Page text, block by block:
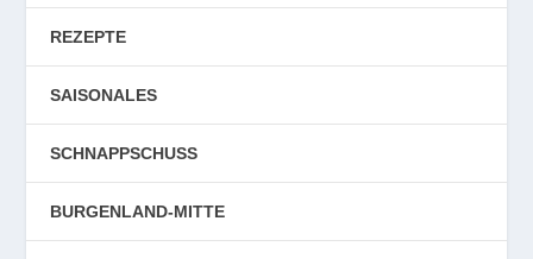
REZEPTE
SAISONALES
SCHNAPPSCHUSS
BURGENLAND-MITTE